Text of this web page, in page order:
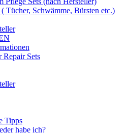
Tücher, Schwämme, Bürsten etc.)
Sets
Tipps
habe ich?